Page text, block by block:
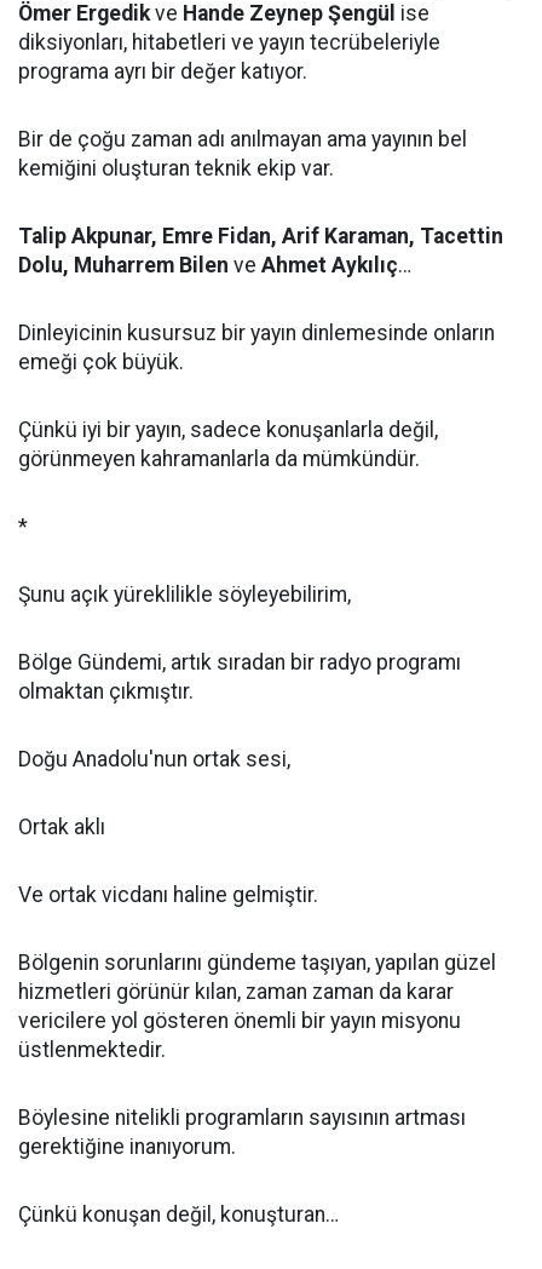
Ömer Ergedikve Hande Zeynep Şengül ise
diksiyonları, hitabetleri ve yayın tecrübeleriyle
programa ayrı bir değer katıyor.
Bir de çoğu zaman adı anılmayan ama yayının bel
kemiğini oluşturan teknik ekip var.
Talip Akpunar, Emre Fidan, Arif Karaman, Tacettin
Dolu, Muharrem Bilen ve Ahmet Aykılıç…
Dinleyicinin kusursuz bir yayın dinlemesinde onların
emeği çok büyük.
Çünkü iyi bir yayın, sadece konuşanlarla değil,
görünmeyen kahramanlarla da mümkündür.
*
Şunu açık yüreklilikle söyleyebilirim,
Bölge Gündemi, artık sıradan bir radyo programı
olmaktan çıkmıştır.
Doğu Anadolu'nun ortak sesi,
Ortak aklı
Ve ortak vicdanı haline gelmiştir.
Bölgenin sorunlarını gündeme taşıyan, yapılan güzel
hizmetleri görünür kılan, zaman zaman da karar
vericilere yol gösteren önemli bir yayın misyonu
üstlenmektedir.
Böylesine nitelikli programların sayısının artması
gerektiğine inanıyorum.
Çünkü konuşan değil, konuşturan…